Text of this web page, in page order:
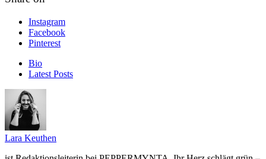
Instagram
Facebook
Pinterest
Bio
Latest Posts
Lara Keuthen